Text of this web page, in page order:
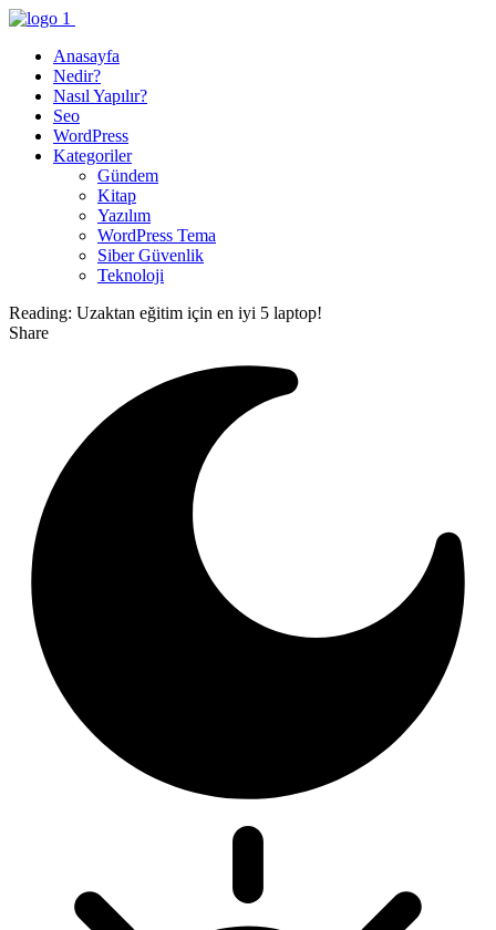
Anasayfa
Nedir?
Nasıl Yapılır?
Seo
WordPress
Kategoriler
Gündem
Kitap
Yazılım
WordPress Tema
Siber Güvenlik
Teknoloji
Reading: Uzaktan eğitim için en iyi 5 laptop!
Share